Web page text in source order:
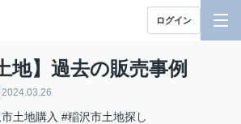
ログイン
地】過去の販売事例
2024.03.26
土地購入 #稲沢市土地探し